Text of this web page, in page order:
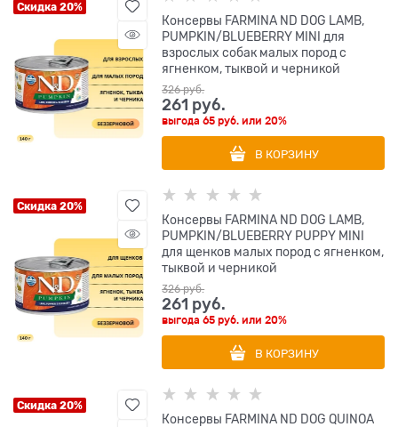
Скидка 20%
Консервы FARMINA ND DOG LAMB,
PUMPKIN/BLUEBERRY MINI для
взрослых собак малых пород с
ягненком, тыквой и черникой
326 руб.
261 руб.
выгода65 руб. или20%
В КОРЗИНУ
Скидка 20%
Консервы FARMINA ND DOG LAMB,
PUMPKIN/BLUEBERRY PUPPY MINI
для щенков малых пород с ягненком,
тыквой и черникой
326 руб.
261 руб.
выгода65 руб. или20%
В КОРЗИНУ
Скидка 20%
Консервы FARMINA ND DOG QUINOA